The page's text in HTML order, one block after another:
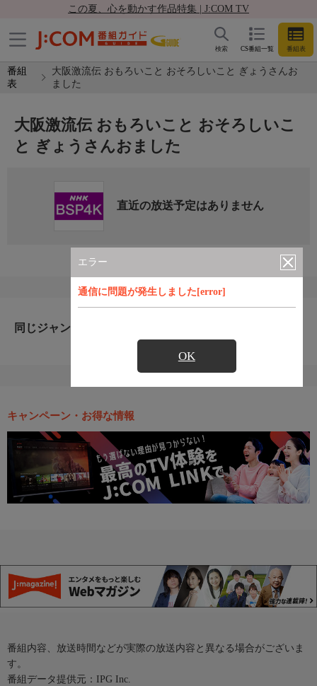
この夏、心を動かす作品特集 | J:COM TV
CS番組一覧 番組表
検索
番組
表
大阪激流伝 おもろいこと おそろしいこと ぎょうさんお
ました
エラー
通信に問題が発生しました[error]
OK
大阪激流伝 おもろいこと おそろしいこ
と ぎょうさんおました
直近の放送予定はありません
同じジャンルのおすすめ番組
キャンペーン・お得な情報
番組内容、放送時間などが実際の放送内容と異なる場合がございま
す。
番組データ提供元：IPG Inc.